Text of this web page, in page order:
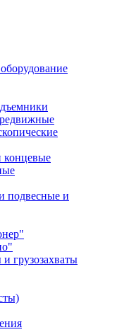
концевые
подвесные и
грузозахваты